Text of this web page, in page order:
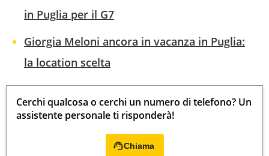
in Puglia per il G7
Giorgia Meloni ancora in vacanza in Puglia:
la location scelta
Cerchi qualcosa o cerchi un numero di telefono? Un
assistente personale ti risponderà!
Chiama